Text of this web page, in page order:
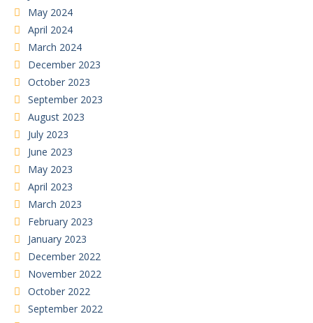
May 2024
April 2024
March 2024
December 2023
October 2023
September 2023
August 2023
July 2023
June 2023
May 2023
April 2023
March 2023
February 2023
January 2023
December 2022
November 2022
October 2022
September 2022